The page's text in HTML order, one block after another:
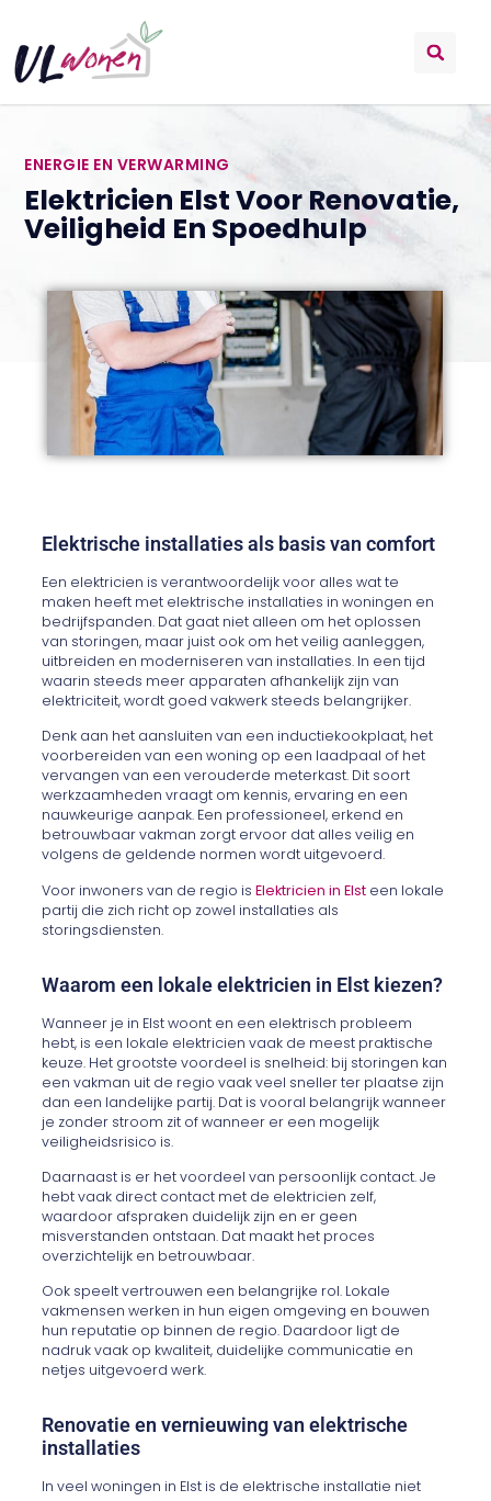
ENERGIE EN VERWARMING
Elektricien Elst Voor Renovatie,
Veiligheid En Spoedhulp
Elektrische installaties als basis van comfort
Een elektricien is verantwoordelijk voor alles wat te
maken heeft met elektrische installaties in woningen en
bedrijfspanden. Dat gaat niet alleen om het oplossen
van storingen, maar juist ook om het veilig aanleggen,
uitbreiden en moderniseren van installaties. In een tijd
waarin steeds meer apparaten afhankelijk zijn van
elektriciteit, wordt goed vakwerk steeds belangrijker.
Denk aan het aansluiten van een inductiekookplaat, het
voorbereiden van een woning op een laadpaal of het
vervangen van een verouderde meterkast. Dit soort
werkzaamheden vraagt om kennis, ervaring en een
nauwkeurige aanpak. Een professioneel, erkend en
betrouwbaar vakman zorgt ervoor dat alles veilig en
volgens de geldende normen wordt uitgevoerd.
Voor inwoners van de regio isElektricien in Elst een lokale
partij die zich richt op zowel installaties als
storingsdiensten.
Waarom een lokale elektricien in Elst kiezen?
Wanneer je in Elst woont en een elektrisch probleem
hebt, is een lokale elektricien vaak de meest praktische
keuze. Het grootste voordeel is snelheid: bij storingen kan
een vakman uit de regio vaak veel sneller ter plaatse zijn
dan een landelijke partij. Dat is vooral belangrijk wanneer
je zonder stroom zit of wanneer er een mogelijk
veiligheidsrisico is.
Daarnaast is er het voordeel van persoonlijk contact. Je
hebt vaak direct contact met de elektricien zelf,
waardoor afspraken duidelijk zijn en er geen
misverstanden ontstaan. Dat maakt het proces
overzichtelijk en betrouwbaar.
Ook speelt vertrouwen een belangrijke rol. Lokale
vakmensen werken in hun eigen omgeving en bouwen
hun reputatie op binnen de regio. Daardoor ligt de
nadruk vaak op kwaliteit, duidelijke communicatie en
netjes uitgevoerd werk.
Renovatie en vernieuwing van elektrische
installaties
In veel woningen in Elst is de elektrische installatie niet